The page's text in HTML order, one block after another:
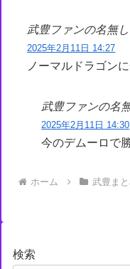
武豊ファンの名無
2025年2月11日 14:27
ノーマルドラゴン
武豊ファンの名
2025年2月11日 14:30
今のデムーロで
ホーム 武豊ま
検索